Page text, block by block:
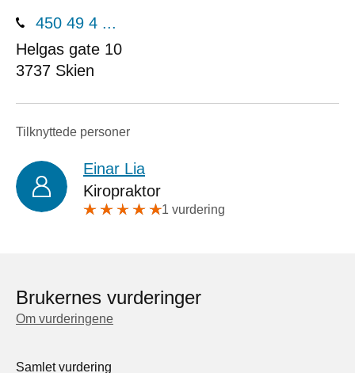
450 49 4 ...
Helgas gate 10
3737 Skien
Tilknyttede personer
Einar Lia
Kiropraktor
1 vurdering
Brukernes vurderinger
Om vurderingene
Samlet vurdering